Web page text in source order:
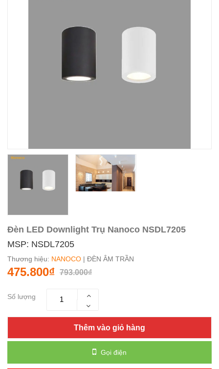
Đèn LED Downlight Trụ Nanoco NSDL7205
MSP: NSDL7205
Thương hiệu: NANOCO | ĐÈN ÂM TRẦN
475.800₫ 793.000₫
Số lượng
Thêm vào giỏ hàng
Gọi điện